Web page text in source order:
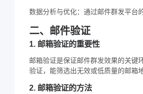
数据分析与优化：通过邮件群发平台
二、邮件验证
1. 邮箱验证的重要性
邮箱验证是保证邮件群发效果的关键
验证，能筛选出无效或低质量的邮箱
2. 邮箱验证的方法